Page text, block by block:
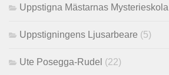
Uppstigna Mästarnas Mysterieskola
Uppstigningens Ljusarbeare (5)
Ute Posegga-Rudel (22)